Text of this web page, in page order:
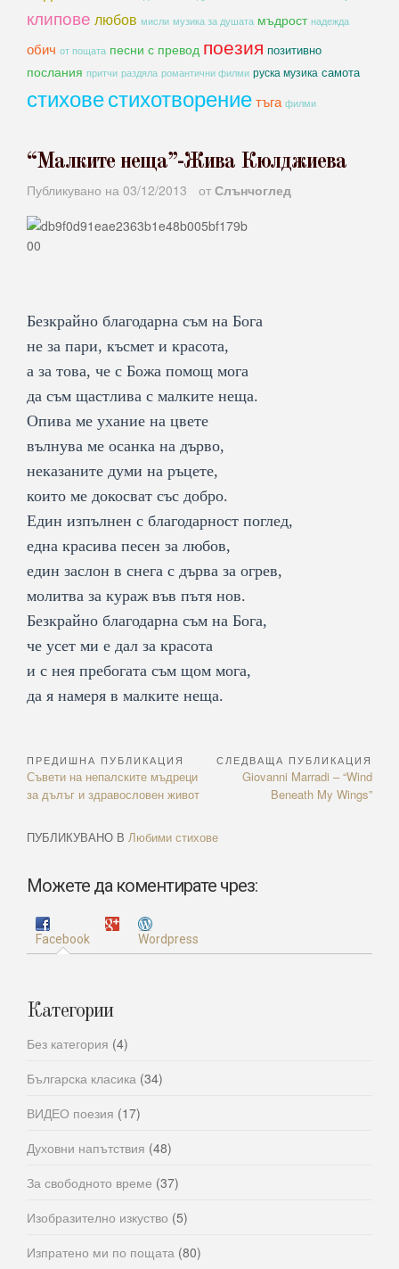
клипове любов мисли музика за душата мъдрост надежда
обич от пощата песни с превод поезия позитивно
послания притчи раздяла романтични филми руска музика самота
стиховестихотворениетъга филми
“Малките неща”-Жива Кюлджиева
Публикувано на 03/12/2013 от Слънчоглед
Безкрайно благодарна съм на Бога
не за пари, късмет и красота,
а за това, че с Божа помощ мога
да съм щастлива с малките неща.
Опива ме ухание на цвете
вълнува ме осанка на дърво,
неказаните думи на ръцете,
които ме докосват със добро.
Един изпълнен с благодарност поглед,
една красива песен за любов,
един заслон в снега с дърва за огрев,
молитва за кураж във пътя нов.
Безкрайно благодарна съм на Бога,
че усет ми е дал за красота
и с нея пребогата съм щом мога,
да я намеря в малките неща.
Навигация
ПРЕДИШНА ПУБЛИКАЦИЯ
Previous
Article:
Съвети на непалските мъдреци
за дълъг и здравословен живот
СЛЕДВАЩА ПУБЛИКАЦИЯ
Next
Article:
Giovanni Marradi – “Wind
Beneath My Wings”
ПУБЛИКУВАНО В Любими стихове
Можете да коментирате чрез:
Facebook Wordpress
Категории
Без категория (4)
Българска класика (34)
ВИДЕО поезия (17)
Духовни напътствия (48)
За свободното време (37)
Изобразително изкуство (5)
Изпратено ми по пощата (80)